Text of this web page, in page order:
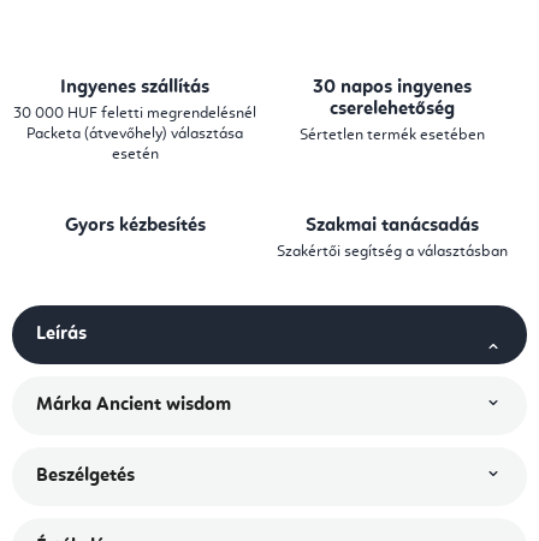
Ingyenes szállítás
30 000 HUF feletti megrendelésnél
Packeta (átvevőhely) választása
esetén
30 napos ingyenes
cserelehetőség
Sértetlen termék esetében
Gyors kézbesítés Szakmai tanácsadás
Szakértői segítség a választásban
Leírás
Márka Ancient wisdom
Beszélgetés